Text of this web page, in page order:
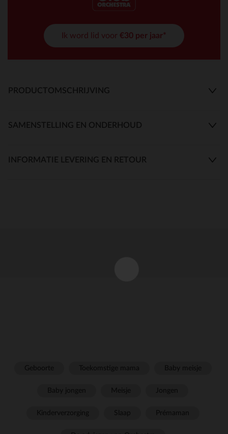
Ik word lid voor €30 per jaar*
PRODUCTOMSCHRIJVING
SAMENSTELLING EN ONDERHOUD
INFORMATIE LEVERING EN RETOUR